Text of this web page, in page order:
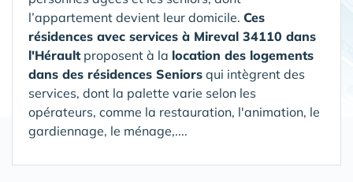
l’appartement devient leur domicile. Ces
résidences avec services à Mireval 34110 dans
l'Hérault proposent à la location des logements
dans des résidences Seniors qui intègrent des
services, dont la palette varie selon les
opérateurs, comme la restauration, l'animation, le
gardiennage, le ménage,....